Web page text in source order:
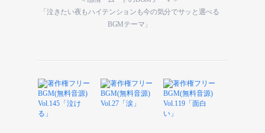
「泣きたい夜もハイテンションも今の気分でサッと選べる
BGMテーマ」